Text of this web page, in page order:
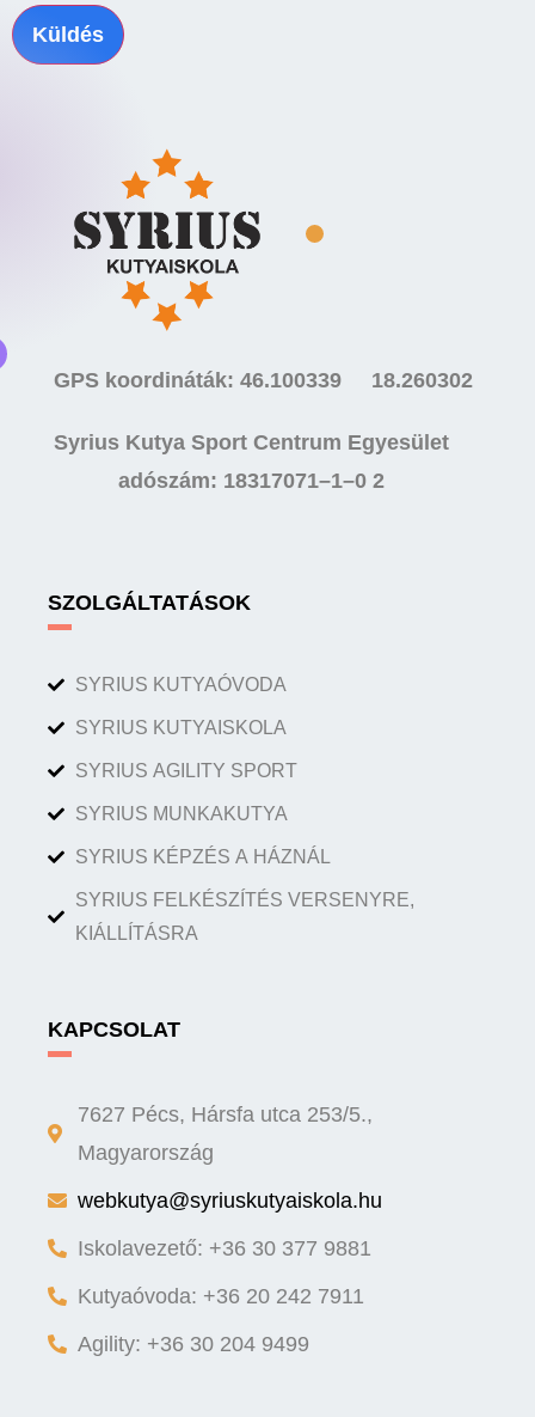
GPS koordináták: 46.100339 18.260302
Syrius Kutya Sport Centrum Egyesület
adószám: 18317071–1–0 2
SZOLGÁLTATÁSOK
SYRIUS KUTYAÓVODA
SYRIUS KUTYAISKOLA
SYRIUS AGILITY SPORT
SYRIUS MUNKAKUTYA
SYRIUS KÉPZÉS A HÁZNÁL
SYRIUS FELKÉSZÍTÉS VERSENYRE,
KIÁLLÍTÁSRA
KAPCSOLAT
7627 Pécs, Hársfa utca 253/5.,
Magyarország
webkutya@syriuskutyaiskola.hu
Iskolavezető: +36 30 377 9881
Kutyaóvoda: +36 20 242 7911
Agility: +36 30 204 9499